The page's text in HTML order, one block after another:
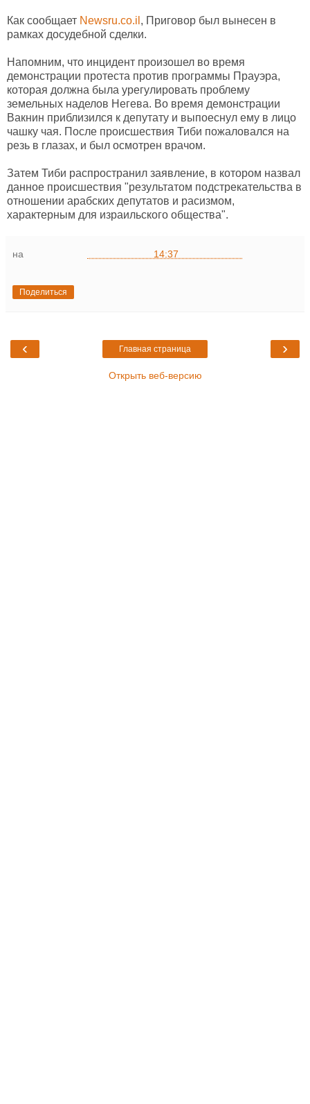
Как сообщает Newsru.co.il , Приговор был вынесен в
рамках досудебной сделки.
Напомним, что инцидент произошел во время
демонстрации протеста против программы Прауэра,
которая должна была урегулировать проблему
земельных наделов Негева. Во время демонстрации
Вакнин приблизился к депутату и выпоеснул ему в лицо
чашку чая. После происшествия Тиби пожаловался на
резь в глазах, и был осмотрен врачом.
Затем Тиби распространил заявление, в котором назвал
данное происшествия "результатом подстрекательства в
отношении арабских депутатов и расизмом,
характерным для израильского общества".
на 14:37
Поделиться
‹ ›
Главная страница
Открыть веб-версию